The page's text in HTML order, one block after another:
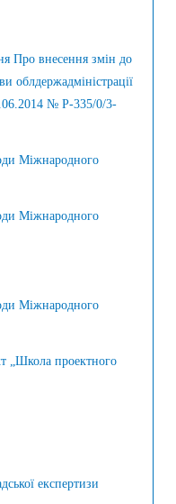
Про внесення змін до
облдержадміністрації
№ Р-335/0/3-
Міжнародного
Міжнародного
Міжнародного
„Школа проектного
експертизи